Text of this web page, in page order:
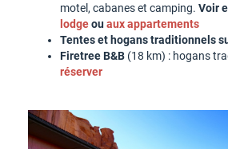
motel, cabanes et camping. Voir
lodgeouaux appartements
Tentes et hogans traditionnels
Firetree B&B (18 km) : hogans
réserver